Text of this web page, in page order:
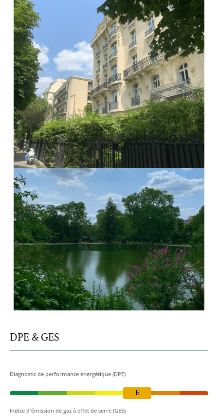
DPE & GES
Diagnostic de performance énergétique (DPE)
E
Indice d'émission de gaz à effet de serre (GES)